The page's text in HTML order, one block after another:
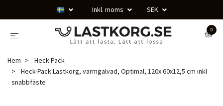
Inkl. moms SEK
0
Hem
Heck-Pack
Heck-Pack Lastkorg, varmgalvad, Optimal, 120x 60x12,5 cm inkl
snabbfäste